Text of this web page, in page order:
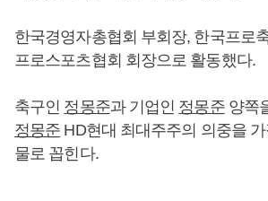
한국경영자총협회 부회장, 한국프로
프로스포츠협회 회장으로 활동했다.
축구인 정몽준과 기업인 정몽준양쪽
정몽준 HD현대 최대주주의 의중을
물로 꼽힌다.